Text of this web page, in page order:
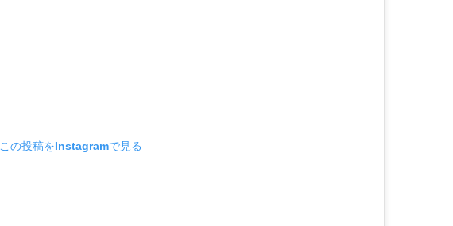
この投稿をInstagramで見る